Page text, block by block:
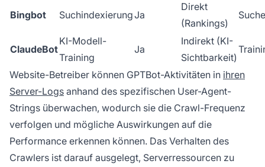
Bingbot SuchindexierungJa
Direkt
(Rankings)
ClaudeBot
KI-Modell-
Training
Ja
Indirekt (KI-
Sichtbarkeit)
Website-Betreiber können GPTBot-Aktivitäten in ihren
Server-Logs anhand des spezifischen User-Agent-
Strings überwachen, wodurch sie die Crawl-Frequenz
verfolgen und mögliche Auswirkungen auf die
Performance erkennen können. Das Verhalten des
Crawlers ist darauf ausgelegt, Serverressourcen zu